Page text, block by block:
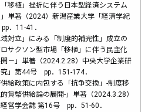
移植」挫折に伴う日本型経済システム
単著（2024）新潟産業大学「経済学紀
．11-41．
域対立」にみる「制度的補完性」成立の
サクソン型市場「移植」に伴う民主化
－」単著（2024.2.28）中央大学企業研
」第44号 pp．151-174．
供給政策に内包する「抗争交換」-制度移
貨幣供給論の展開-」単著（2024.3.28）
営学会誌 第16号 pp．51-60．